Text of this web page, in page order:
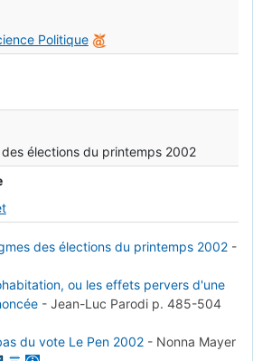
Politique
élections du printemps 2002
des élections du printemps 2002 -
ou les effets pervers d'une
- Jean-Luc Parodi p. 485-504
du vote Le Pen 2002 - Nonna Mayer